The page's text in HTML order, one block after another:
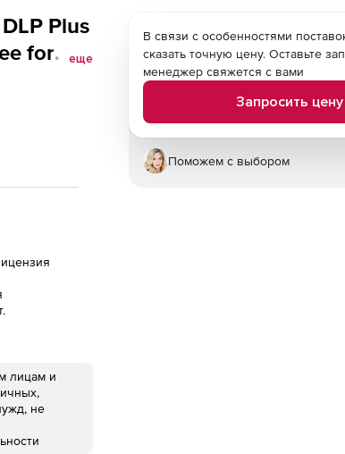
Plus
for
еще
лицам и
не
В связи с особенностями
сказать точную цену. Оставьте
менеджер свяжется с вами
Запросить цену
Поможем с выбором